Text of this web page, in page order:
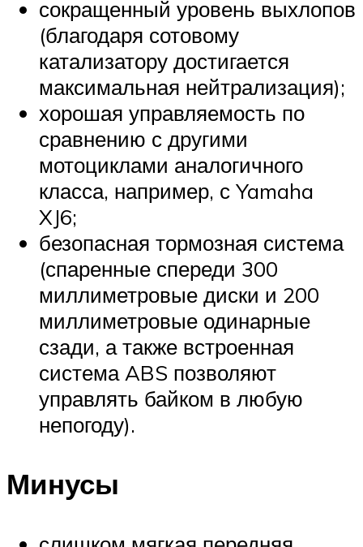
сокращенный уровень выхлопов
(благодаря сотовому
катализатору достигается
максимальная нейтрализация);
хорошая управляемость по
сравнению с другими
мотоциклами аналогичного
класса, например, с Yamaha
XJ6;
безопасная тормозная система
(спаренные спереди 300
миллиметровые диски и 200
миллиметровые одинарные
сзади, а также встроенная
система ABS позволяют
управлять байком в любую
непогоду).
Минусы